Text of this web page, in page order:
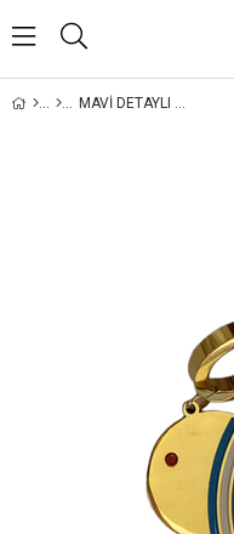
MAVI DETAYLI KÜPE